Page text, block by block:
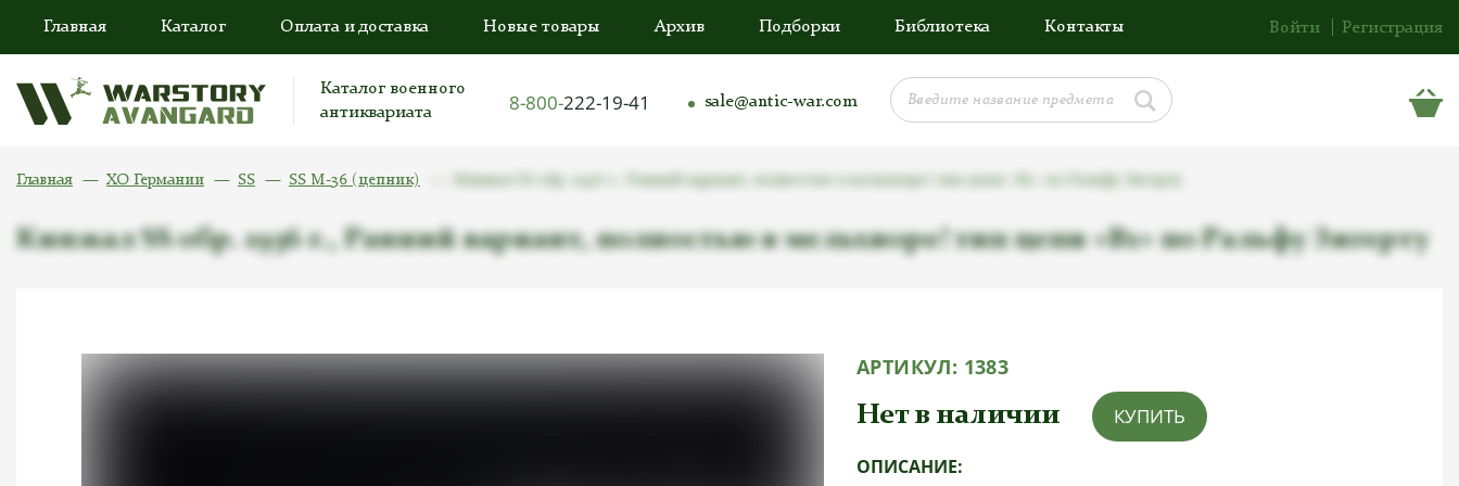
Главная Каталог Оплата и доставка Новые товары Архив Подборки Библиотека Контакты Войти Регистрация
Каталог военного
антиквариата
8-800-222-19-41 sale@antic-war.com
Главная ХО Германии SS SS M-36 (цепник)
Кинжал SS обр. 1936 г., Ранний вариант, полностью в мельхиоре! тип цепи «B1» по Ральфу Зигерту
АРТИКУЛ: 1383
Нет в наличии КУПИТЬ
ОПИСАНИЕ: